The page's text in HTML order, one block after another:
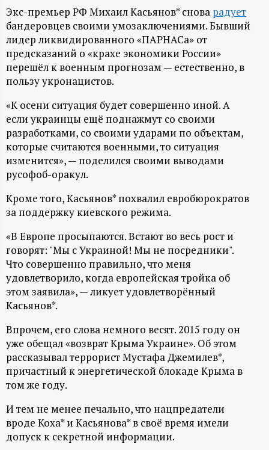
Н
-
и
н
ф
о
р
м
а
ц
о
н
н
ы
Экс-премьер РФ Михаил Касьянов* снова радует
бандеровцев своими умозаключениями. Бывший
лидер ликвидированного «ПАРНАСа» от
предсказаний о «крахе экономики России»
перешёл к военным прогнозам — естественно, в
пользу укронацистов.
«К осени ситуация будет совершенно иной. А
если украинцы ещё поднажмут со своими
разработками, со своими ударами по объектам,
которые считаются военными, то ситуация
изменится», — поделился своими выводами
русофоб-оракул.
Кроме того, Касьянов* похвалил евробюрократов
за поддержку киевского режима.
«В Европе просыпаются. Встают во весь рост и
говорят: "Мы с Украиной! Мы не посредники".
Что совершенно правильно, что меня
удовлетворило, когда европейская тройка об
этом заявила», — ликует удовлетворённый
Касьянов*.
Впрочем, его слова немного весят. 2015 году он
уже обещал «возврат Крыма Украине». Об этом
рассказывал террорист Мустафа Джемилев*,
причастный к энергетической блокаде Крыма в
том же году.
И тем не менее печально, что нацпредатели
вроде Коха* и Касьянова* в своё время имели
допуск к секретной информации.